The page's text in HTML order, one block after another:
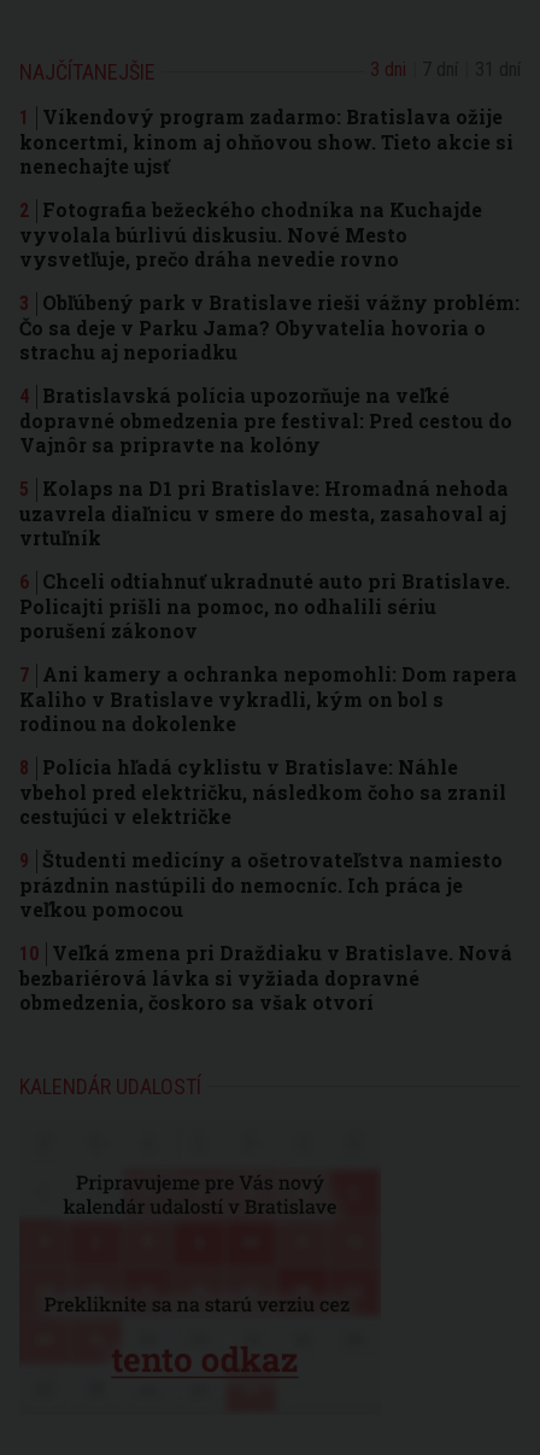
NAJČÍTANEJŠIE 3 dni
Víkendový program zadarmo: Bratislava ožije
koncertmi, kinom aj ohňovou show. Tieto akcie si
nenechajte ujsť
Fotografia bežeckého chodníka na Kuchajde
vyvolala búrlivú diskusiu. Nové Mesto
vysvetľuje, prečo dráha nevedie rovno
Obľúbený park v Bratislave rieši vážny problém:
Čo sa deje v Parku Jama? Obyvatelia hovoria o
strachu aj neporiadku
Bratislavská polícia upozorňuje na veľké
dopravné obmedzenia pre festival: Pred cestou do
Vajnôr sa pripravte na kolóny
Kolaps na D1 pri Bratislave: Hromadná nehoda
uzavrela diaľnicu v smere do mesta, zasahoval aj
vrtuľník
Chceli odtiahnuť ukradnuté auto pri Bratislave.
Policajti prišli na pomoc, no odhalili sériu
porušení zákonov
Ani kamery a ochranka nepomohli: Dom rapera
Kaliho v Bratislave vykradli, kým on bol s
rodinou na dokolenke
Polícia hľadá cyklistu v Bratislave: Náhle
vbehol pred električku, následkom čoho sa zranil
cestujúci v električke
Študenti medicíny a ošetrovateľstva namiesto
prázdnin nastúpili do nemocníc. Ich práca je
veľkou pomocou
Veľká zmena pri Draždiaku v Bratislave. Nová
bezbariérová lávka si vyžiada dopravné
obmedzenia, čoskoro sa však otvorí
KALENDÁR UDALOSTÍ